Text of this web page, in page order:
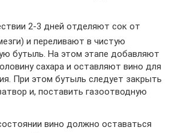
2-3 дней отделяют сок от
и переливают в чистую
бутыль. На этом этапе добавляют
сахара и оставляют вино для
При этом бутыль следует закрыть
и, поставить газоотводную
вино должно оставаться